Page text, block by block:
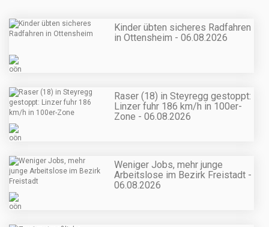
Kinder übten sicheres Radfahren
in Ottensheim - 06.08.2026
Raser (18) in Steyregg gestoppt:
Linzer fuhr 186 km/h in 100er-
Zone - 06.08.2026
Weniger Jobs, mehr junge
Arbeitslose im Bezirk Freistadt -
06.08.2026